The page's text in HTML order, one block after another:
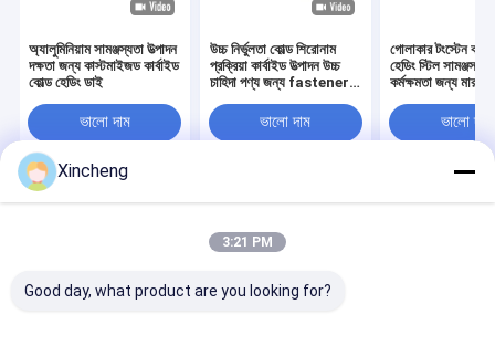
অ্যালুমিনিয়াম সামঞ্জস্যতা উত্পাদন
দক্ষতা জন্য কাস্টমাইজড কার্বাইড
কোল্ড হেডিং ডাই
ভালো দাম
উচ্চ নির্ভুলতা কোল্ড শিরোনাম
প্রক্রিয়া কার্বাইড উত্পাদন উচ্চ
চাহিদা পণ্য জন্য fastener
ভালো দাম
গোলাকার টংস্টেন
হেডিং স্টিল
কর্মক্ষমতা জন্য মারা
ভালো দাম
বাড়ি
আমাদের
আমাদের সাথে যোগাযোগ
Desktop
সাইট ম্যাপ
গোপনীয়তা নীতি
cemented carbide co., ltd.. All Rights Reserved.
Xincheng
3:21 PM
Good day, what product are you looking for?